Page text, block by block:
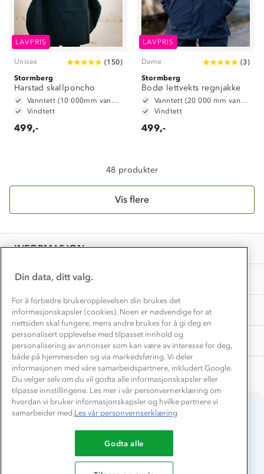
LAVPRIS
Unisex (150)
Stormberg
Harstad skallponcho
Vanntett (10 000mm vannsøyle)
Vindtett
499,-
LAVPRIS
Dame (3)
Stormberg
Bodø lettvekts regnjakke
Vanntett (20 000 mm vannsøyle)
Vindtett
499,-
48 produkter
Vis flere
INFORMASJON
Kundeservice
Våre butikker
Bedrift, barnehage og SFO
Presse
OM OSS
Om Stormberg
Klima og miljø
Etisk handel
Dyreetikk
Samarbeide med oss?
TIPS OG RÅD
Trelagsprinsippet barn
Alt du trenger til Norgesferien
Dette trenger du til barnehagen
Store størrelser
Turmat oppskrifter
Beredskap
AKTIVITETER
Norgesferie 🇳🇴
Få turinspirasjon og tips her⛰
Overnatte utendørs⛺
Leirskole 🥾
Barnehageansatt
Tips til hyttetur
Du betaler enkelt med
Din data, ditt valg.
For å forbedre brukeropplevelsen din brukes det
informasjonskapsler (cookies). Noen er nødvendige for at
nettsiden skal fungere, mens andre brukes for å gi deg en
personalisert opplevelse med tilpasset innhold og
personalisering av annonser som kan være av interesse for deg,
både på hjemmesiden og via markedsføring. Vi deler
informasjonen med våre samarbeidspartnere, inkludert Google.
Du velger selv om du vil godta alle informasjonskapsler eller
tilpasse innstillingene. Les mer i vår personvernerklæring om
hvordan vi bruker informasjonskapsler og hvilke partnere vi
samarbeider med.Les vår personvernserklæring
Godta alle